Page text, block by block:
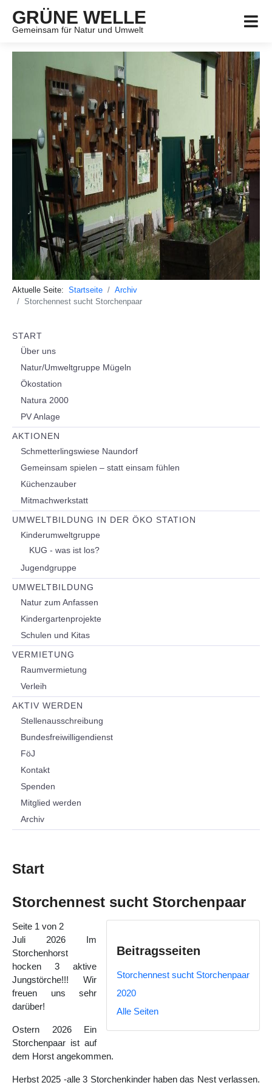
GRÜNE WELLE
Gemeinsam für Natur und Umwelt
Aktuelle Seite: Startseite
Archiv
Storchennest sucht Storchenpaar
START
Über uns
Natur/Umweltgruppe Mügeln
Ökostation
Natura 2000
PV Anlage
AKTIONEN
Schmetterlingswiese Naundorf
Gemeinsam spielen – statt einsam fühlen
Küchenzauber
Mitmachwerkstatt
UMWELTBILDUNG IN DER ÖKO STATION
Kinderumweltgruppe
KUG - was ist los?
Jugendgruppe
UMWELTBILDUNG
Natur zum Anfassen
Kindergartenprojekte
Schulen und Kitas
VERMIETUNG
Raumvermietung
Verleih
AKTIV WERDEN
Stellenausschreibung
Bundesfreiwilligendienst
FöJ
Kontakt
Spenden
Mitglied werden
Archiv
Start
Storchennest sucht Storchenpaar
Beitragsseiten
Storchennest sucht Storchenpaar
2020
Alle Seiten
Seite 1 von 2
Juli 2026 Im
Storchenhorst
hocken 3 aktive
Jungstörche!!! Wir
freuen uns sehr
darüber!
Ostern 2026 Ein
Storchenpaar ist auf
dem Horst angekommen.
Herbst 2025 -alle 3 Storchenkinder haben das Nest verlassen.